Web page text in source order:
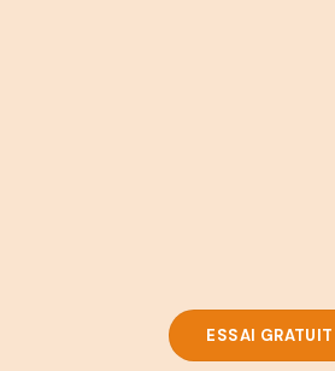
ESSAI GRATUIT